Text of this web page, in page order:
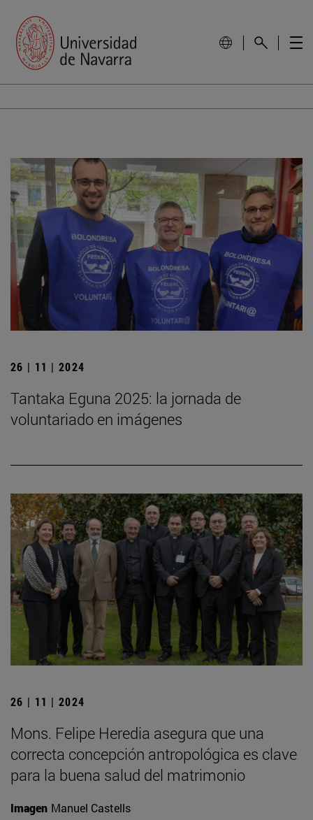
26 | 11 | 2024
Tantaka Eguna 2025: la jornada de
voluntariado en imágenes
26 | 11 | 2024
Mons. Felipe Heredia asegura que una
correcta concepción antropológica es clave
para la buena salud del matrimonio
Imagen Manuel Castells